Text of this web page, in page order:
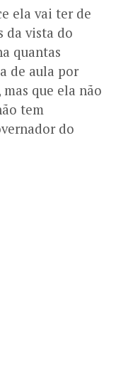
ela vai ter de
da vista do
quantas
de aula por
que ela não
tem
do